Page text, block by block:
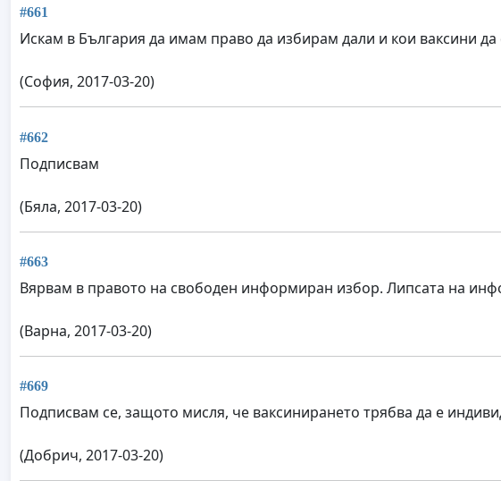
#661
Искам в България да имам право да избирам дали и кои ваксини
(София, 2017-03-20)
#662
Подписвам
(Бяла, 2017-03-20)
#663
Вярвам в правото на свободен информиран избор. Липсата на
(Варна, 2017-03-20)
#669
Подписвам се, защото мисля, че ваксинирането трябва да е
(Добрич, 2017-03-20)